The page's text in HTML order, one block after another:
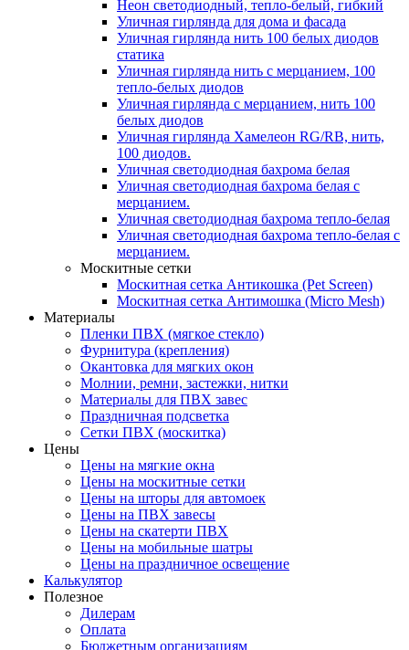
Неон светодиодный, тепло-белый, гибкий
Уличная гирлянда для дома и фасада
Уличная гирлянда нить 100 белых диодов
статика
Уличная гирлянда нить с мерцанием, 100
тепло-белых диодов
Уличная гирлянда с мерцанием, нить 100
белых диодов
Уличная гирлянда Хамелеон RG/RB, нить,
100 диодов.
Уличная светодиодная бахрома белая
Уличная светодиодная бахрома белая с
мерцанием.
Уличная светодиодная бахрома тепло-белая
Уличная светодиодная бахрома тепло-белая с
мерцанием.
Москитные сетки
Москитная сетка Антикошка (Pet Screen)
Москитная сетка Антимошка (Micro Mesh)
Материалы
Пленки ПВХ (мягкое стекло)
Фурнитура (крепления)
Окантовка для мягких окон
Молнии, ремни, застежки, нитки
Материалы для ПВХ завес
Праздничная подсветка
Сетки ПВХ (москитка)
Цены
Цены на мягкие окна
Цены на москитные сетки
Цены на шторы для автомоек
Цены на ПВХ завесы
Цены на скатерти ПВХ
Цены на мобильные шатры
Цены на праздничное освещение
Калькулятор
Полезное
Дилерам
Оплата
Бюджетным организациям